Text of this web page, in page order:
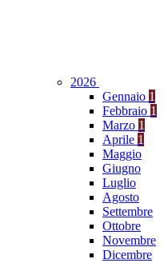
2026
Gennaio 1
Febbraio 1
Marzo 1
Aprile 1
Maggio
Giugno
Luglio
Agosto
Settembre
Ottobre
Novembre
Dicembre